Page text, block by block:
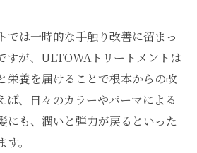
では一時的な手触り改善に留まっ
すが、ULTOWAトリートメントは
栄養を届けることで根本からの改
ば、日々のカラーやパーマによる
にも、潤いと弾力が戻るといった
。